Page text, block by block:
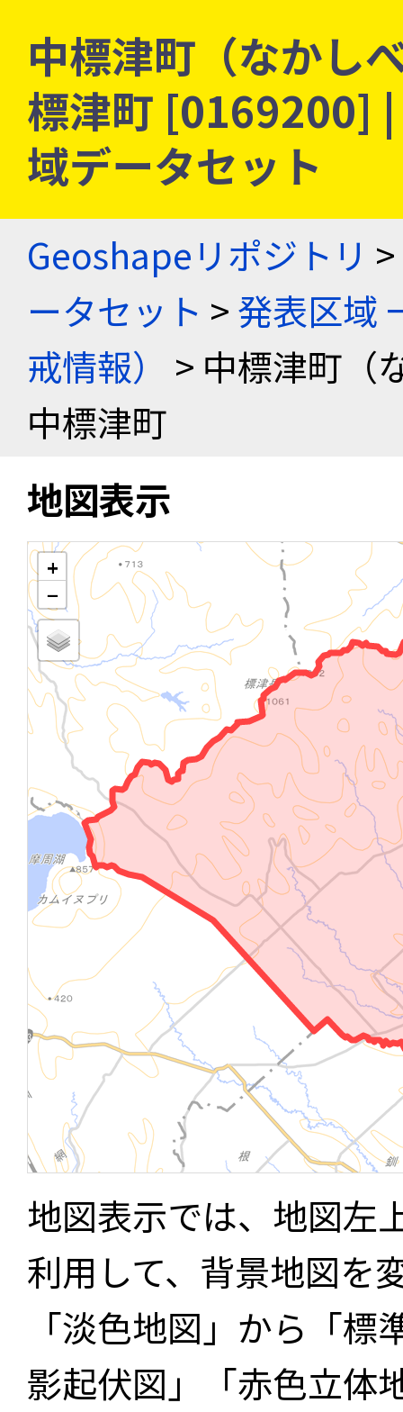
中標津町（なかし
標津町 [0169200]
域データセット
Geoshapeリポジトリ >
ータセット >発表区域
戒情報）
> 中標津町（
中標津町
地図表示
+
−
地図表示では、地図左
利用して、背景地図を
「淡色地図」から「
影起伏図」「赤色立体